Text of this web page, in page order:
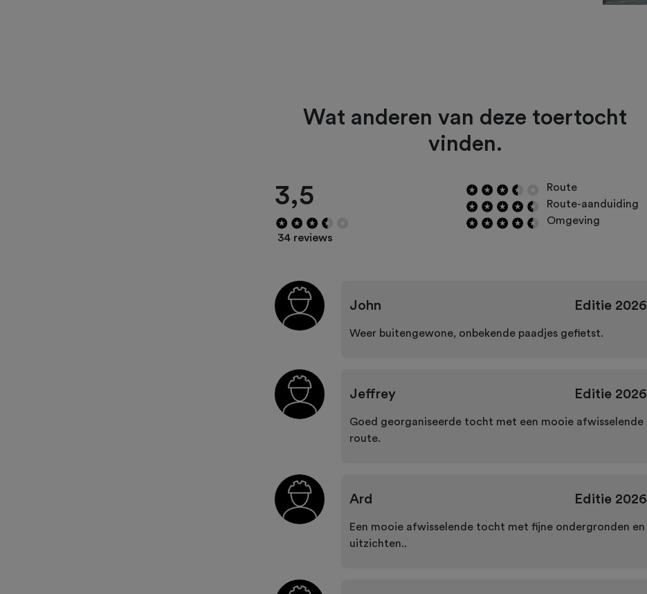
Wat anderen van deze toertocht
vinden.
3,5
34 reviews
Route
Route-aanduiding
Omgeving
John Editie2026
Weer buitengewone, onbekende paadjes gefietst.
Jeffrey Editie2026
Goed georganiseerde tocht met een mooie afwisselende
route.
Ard Editie2026
Een mooie afwisselende tocht met fijne ondergronden en
uitzichten..